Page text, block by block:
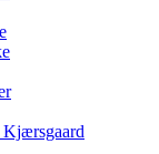
Kjærsgaard